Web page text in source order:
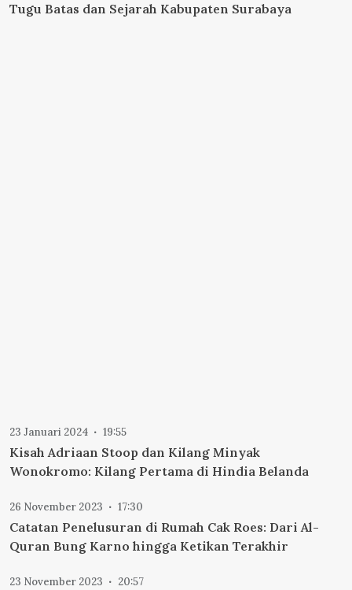
Tugu Batas dan Sejarah Kabupaten Surabaya
23 Januari 2024 19:55
Kisah Adriaan Stoop dan Kilang Minyak
Wonokromo: Kilang Pertama di Hindia Belanda
26 November 2023 17:30
Catatan Penelusuran di Rumah Cak Roes: Dari Al-
Quran Bung Karno hingga Ketikan Terakhir
23 November 2023 20:57